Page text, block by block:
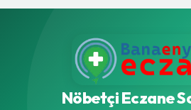
Nöbetçi Eczane